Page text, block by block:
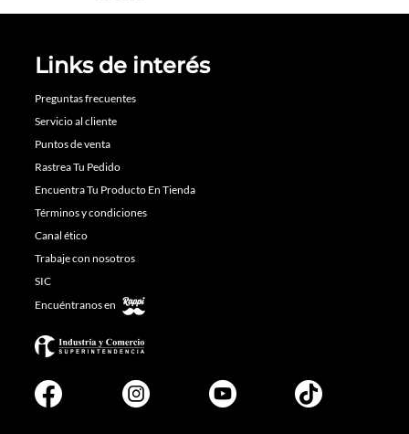
Links de interés
Preguntas frecuentes
Servicio al cliente
Puntos de venta
Rastrea Tu Pedido
Encuentra Tu Producto En Tienda
Términos y condiciones
Canal ético
Trabaje con nosotros
SIC
Encuéntranos en